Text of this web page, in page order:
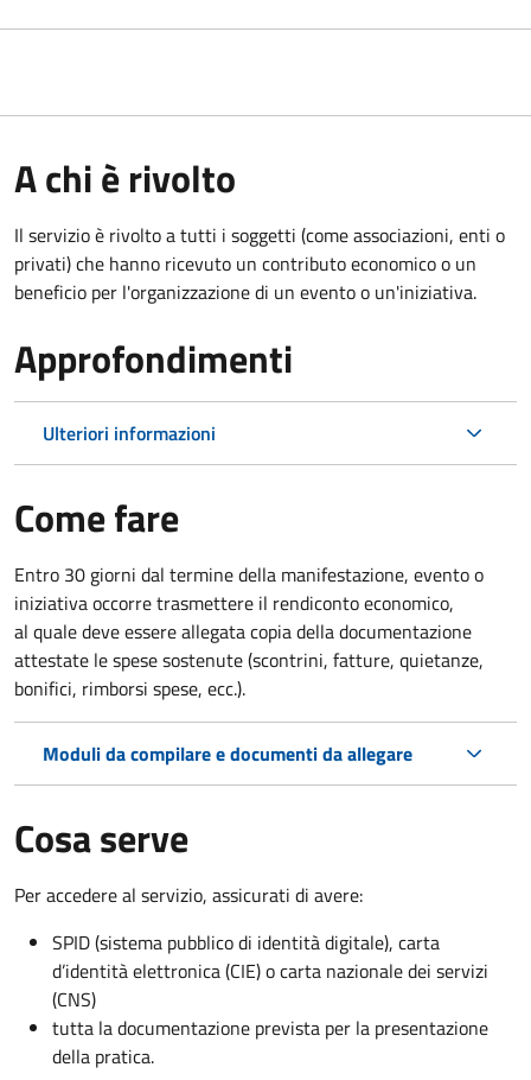
A chi è rivolto
Il servizio è rivolto a tutti i soggetti (come associazioni, enti o
privati) che hanno ricevuto un contributo economico o un
beneficio per l'organizzazione di un evento o un'iniziativa.
Approfondimenti
Ulteriori informazioni
Come fare
Entro 30 giorni dal termine della manifestazione, evento o
iniziativa occorre trasmettere il rendiconto economico,
al quale deve essere allegata copia della documentazione
attestate le spese sostenute (scontrini, fatture, quietanze,
bonifici, rimborsi spese, ecc.).
Moduli da compilare e documenti da allegare
Cosa serve
Per accedere al servizio, assicurati di avere:
SPID (sistema pubblico di identità digitale), carta
d’identità elettronica (CIE) o carta nazionale dei servizi
(CNS)
tutta la documentazione prevista per la presentazione
della pratica.